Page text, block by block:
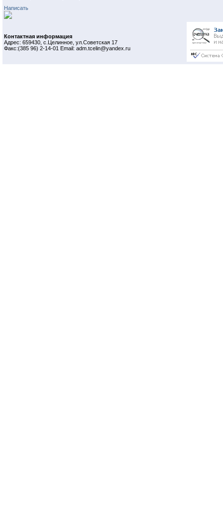
Написать
Контактная информация
Адрес: 659430, с.Целинное, ул.Советская 17
Факс:(385 96) 2-14-01 Email: adm.tcelin@yandex.ru